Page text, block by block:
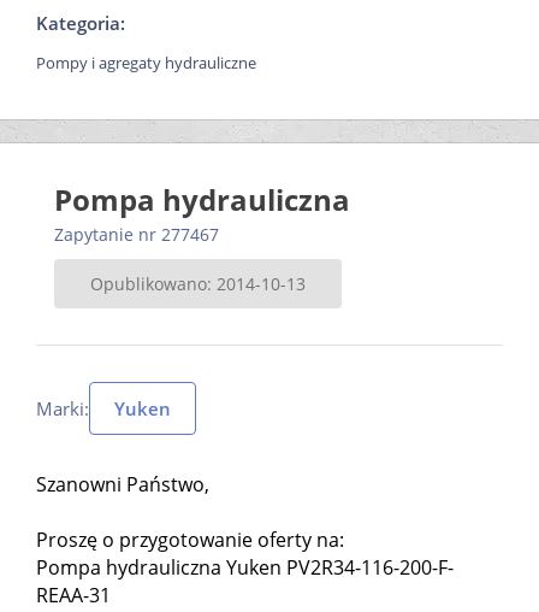
Kategoria:
Pompy i agregaty hydrauliczne
Pompa hydrauliczna
Zapytanie nr 277467
Opublikowano: 2014-10-13
Marki: Yuken
Szanowni Państwo,
Proszę o przygotowanie oferty na:
Pompa hydrauliczna Yuken PV2R34-116-200-F-
REAA-31